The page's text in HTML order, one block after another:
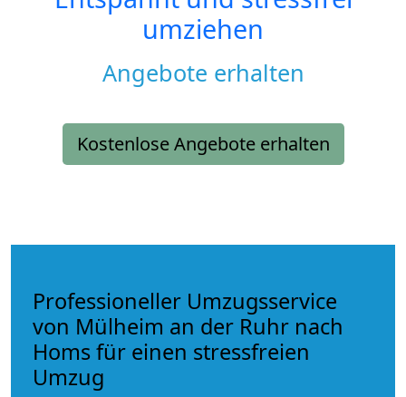
umziehen
Angebote erhalten
Kostenlose Angebote erhalten
Professioneller Umzugsservice
von Mülheim an der Ruhr nach
Homs für einen stressfreien
Umzug